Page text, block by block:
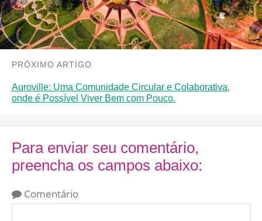
PRÓXIMO ARTIGO
Auroville: Uma Comunidade Circular e Colaborativa,
onde é Possível Viver Bem com Pouco.
Para enviar seu comentário,
preencha os campos abaixo:
Comentário